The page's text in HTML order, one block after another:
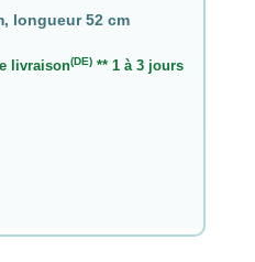
longueur 52 cm
livraison(DE)** 1 à 3 jours